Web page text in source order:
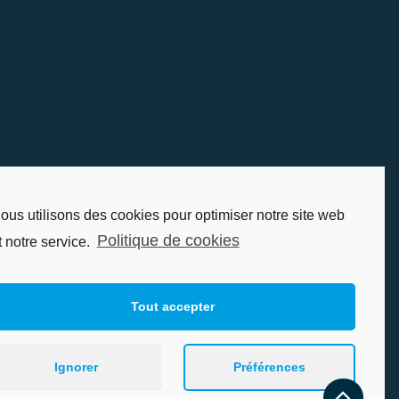
utilisons des cookies pour optimiser notre site web
notre service.
Politique de cookies
Tout accepter
Ignorer Préférences